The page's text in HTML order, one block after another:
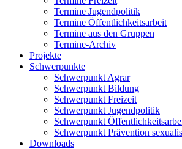
Termine Jugendpolitik
Termine Öffentlichkeitsarbeit
Termine aus den Gruppen
Termine-Archiv
Projekte
Schwerpunkte
Schwerpunkt Agrar
Schwerpunkt Bildung
Schwerpunkt Freizeit
Schwerpunkt Jugendpolitik
Schwerpunkt
Schwerpunkt Prävention
Downloads